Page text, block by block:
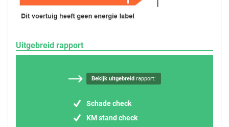
Uitgebreid rapport
Bekijk uitgebreidrapport:
Schade check
KM stand check